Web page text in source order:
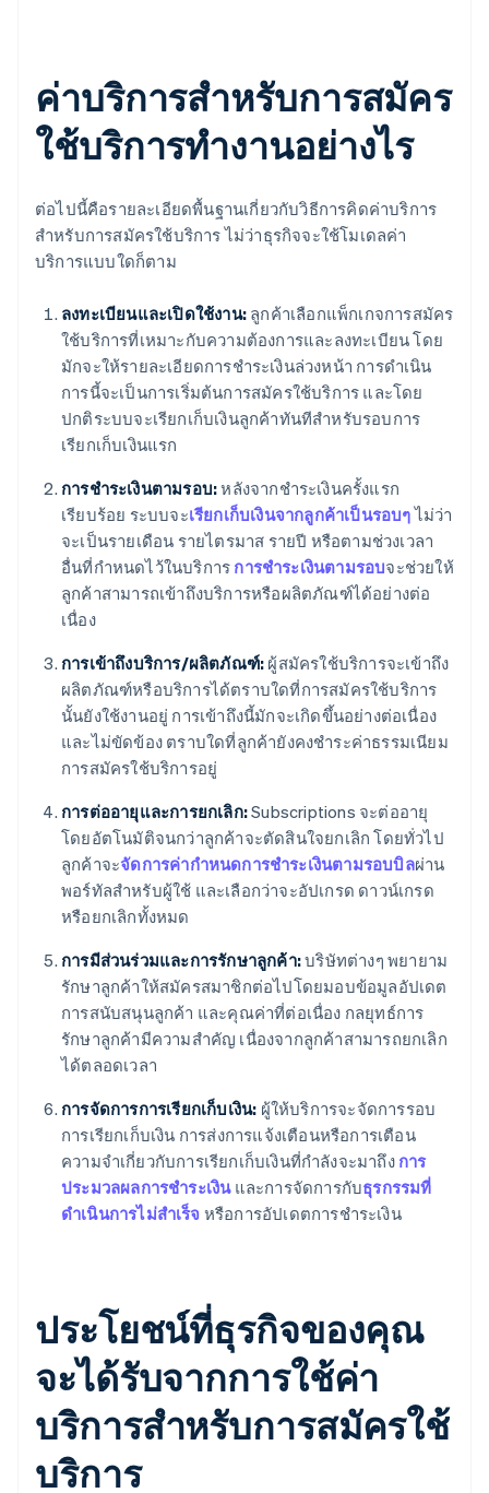
ค่าบริการสำหรับการสมัคร
ใช้บริการทำงานอย่างไร
ต่อไปนี้คือรายละเอียดพื้นฐานเกี่ยวกับวิธีการคิดค่าบริการ
สำหรับการสมัครใช้บริการ ไม่ว่าธุรกิจจะใช้โมเดลค่า
บริการแบบใดก็ตาม
ลงทะเบียนและเปิดใช้งาน: ลูกค้าเลือกแพ็กเกจการสมัคร
ใช้บริการที่เหมาะกับความต้องการและลงทะเบียน โดย
มักจะให้รายละเอียดการชำระเงินล่วงหน้า การดำเนิน
การนี้จะเป็นการเริ่มต้นการสมัครใช้บริการ และโดย
ปกติระบบจะเรียกเก็บเงินลูกค้าทันทีสำหรับรอบการ
เรียกเก็บเงินแรก
การชำระเงินตามรอบ:หลังจากชำระเงินครั้งแรก
เรียบร้อย ระบบจะเรียกเก็บเงินจากลูกค้าเป็นรอบๆไม่ว่า
จะเป็นรายเดือน รายไตรมาส รายปี หรือตามช่วงเวลา
อื่นที่กำหนดไว้ในบริการ การชำระเงินตามรอบจะช่วยให้
ลูกค้าสามารถเข้าถึงบริการหรือผลิตภัณฑ์ได้อย่างต่อ
เนื่อง
การเข้าถึงบริการ/ผลิตภัณฑ์: ผู้สมัครใช้บริการจะเข้าถึง
ผลิตภัณฑ์หรือบริการได้ตราบใดที่การสมัครใช้บริการ
นั้นยังใช้งานอยู่ การเข้าถึงนี้มักจะเกิดขึ้นอย่างต่อเนื่อง
และไม่ขัดข้อง ตราบใดที่ลูกค้ายังคงชำระค่าธรรมเนียม
การสมัครใช้บริการอยู่
การต่ออายุและการยกเลิก:Subscriptions จะต่ออายุ
โดยอัตโนมัติจนกว่าลูกค้าจะตัดสินใจยกเลิก โดยทั่วไป
ลูกค้าจะจัดการค่ากำหนดการชำระเงินตามรอบบิลผ่าน
พอร์ทัลสำหรับผู้ใช้ และเลือกว่าจะอัปเกรด ดาวน์เกรด
หรือยกเลิกทั้งหมด
การมีส่วนร่วมและการรักษาลูกค้า:บริษัทต่างๆ พยายาม
รักษาลูกค้าให้สมัครสมาชิกต่อไปโดยมอบข้อมูลอัปเดต
การสนับสนุนลูกค้า และคุณค่าที่ต่อเนื่อง กลยุทธ์การ
รักษาลูกค้ามีความสำคัญ เนื่องจากลูกค้าสามารถยกเลิก
ได้ตลอดเวลา
การจัดการการเรียกเก็บเงิน: ผู้ให้บริการจะจัดการรอบ
การเรียกเก็บเงิน การส่งการแจ้งเตือนหรือการเตือน
ความจำเกี่ยวกับการเรียกเก็บเงินที่กำลังจะมาถึง การ
ประมวลผลการชำระเงินและการจัดการกับธุรกรรมที่
ดำเนินการไม่สำเร็จ หรือการอัปเดตการชำระเงิน
ประโยชน์ที่ธุรกิจของคุณ
จะได้รับจากการใช้ค่า
บริการสำหรับการสมัครใช้
บริการ